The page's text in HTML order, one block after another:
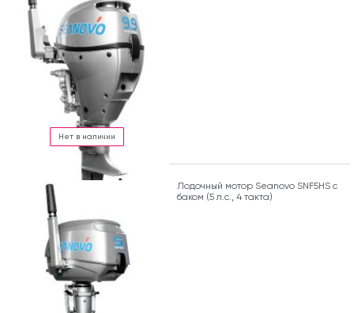
Нет в наличии
Лодочный мотор Seanovo SNF5HS с
баком (5 л.с., 4 такта)